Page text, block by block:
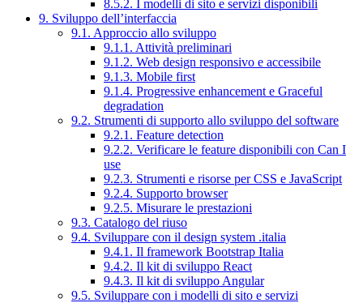
8.5.2. I modelli di sito e servizi disponibili
9. Sviluppo dell’interfaccia
9.1. Approccio allo sviluppo
9.1.1. Attività preliminari
9.1.2. Web design responsivo e accessibile
9.1.3. Mobile first
9.1.4. Progressive enhancement e Graceful
degradation
9.2. Strumenti di supporto allo sviluppo del software
9.2.1. Feature detection
9.2.2. Verificare le feature disponibili con Can I
use
9.2.3. Strumenti e risorse per CSS e JavaScript
9.2.4. Supporto browser
9.2.5. Misurare le prestazioni
9.3. Catalogo del riuso
9.4. Sviluppare con il design system .italia
9.4.1. Il framework Bootstrap Italia
9.4.2. Il kit di sviluppo React
9.4.3. Il kit di sviluppo Angular
9.5. Sviluppare con i modelli di sito e servizi